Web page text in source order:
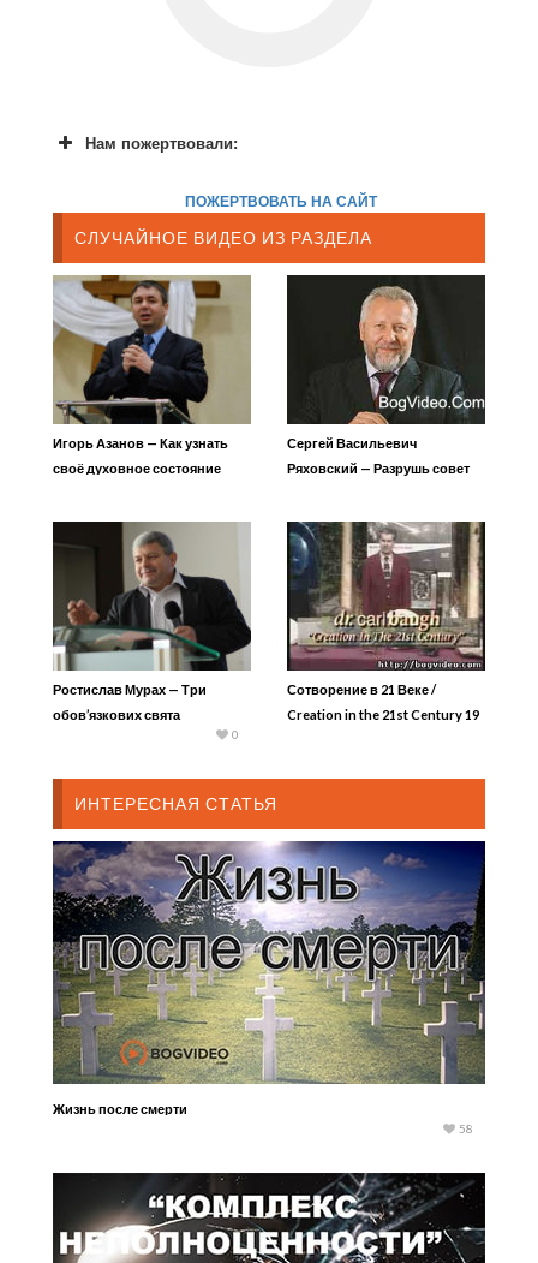
Нам пожертвовали:
ПОЖЕРТВОВАТЬ НА САЙТ
СЛУЧАЙНОЕ ВИДЕО ИЗ РАЗДЕЛА
Игорь Азанов — Как узнать
своё духовное состояние
Сергей Васильевич
Ряховский — Разрушь совет
Ростислав Мурах — Три
обов’язкових свята
0
Сотворение в 21 Веке /
Creation in the 21st Century 19
ИНТЕРЕСНАЯ СТАТЬЯ
Жизнь после смерти
58